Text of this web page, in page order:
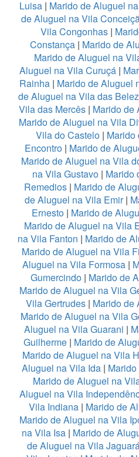
Luisa | Marido de Aluguel
de Aluguel na Vila
Vila Congonhas|
Constança| Marido de
Marido de Aluguel na
Aluguel na Vila Curuçá |
Rainha | Marido de Aluguel
de Aluguel na Vila das
Vila das Mercês | Marido de
Marido de Aluguel na Vila
Vila do Castelo| Marido
Encontro| Marido de
Marido de Aluguel na Vila
na Vila Gustavo| Marido
Remedios| Marido de
de Aluguel na Vila Emir|
Ernesto | Marido de
Marido de Aluguel na Vila
na Vila Fanton | Marido de
Marido de Aluguel na Vila
Aluguel na Vila Formosa |
Gumercindo | Marido de
Marido de Aluguel na Vila
Vila Gertrudes| Marido de
Marido de Aluguel na Vila
Aluguel na Vila Guarani |
Guilherme| Marido de
Marido de Aluguel na Vila
Aluguel na Vila Ida |
Marido de Aluguel na
Aluguel na Vila
Vila Indiana | Marido de
Marido de Aluguel na Vila
na Vila Isa | Marido de
de Aluguel na Vila